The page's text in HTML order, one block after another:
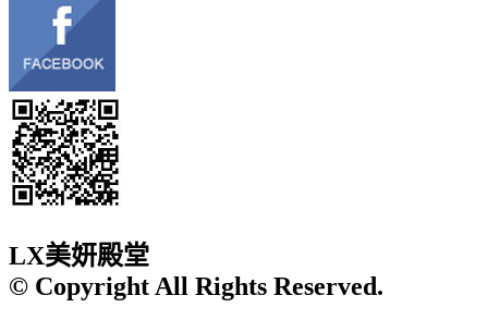
LX美妍殿堂
© Copyright All Rights Reserved.